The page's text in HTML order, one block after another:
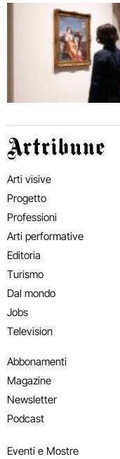
Artribune
Arti visive
Progetto
Professioni
Arti performative
Editoria
Turismo
Dal mondo
Jobs
Television
Abbonamenti
Magazine
Newsletter
Podcast
Eventi e Mostre